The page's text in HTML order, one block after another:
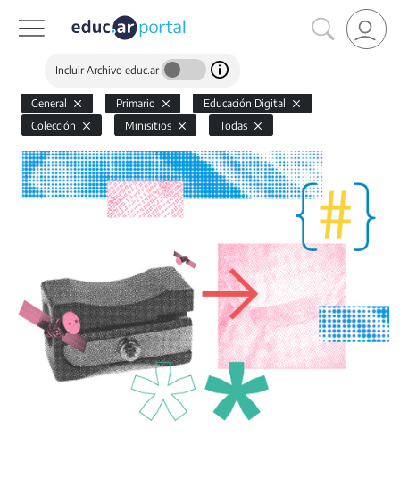
Incluir Archivo educ.ar
General Primario
Educación Digital
Colección
Minisitios Todas